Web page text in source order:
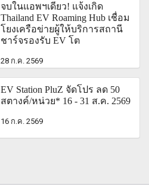
จบในแอพฯเดียว! แจ้งเกิด
Thailand EV Roaming Hub เชื่อม
โยงเครือข่ายผู้ให้บริการสถานี
ชาร์จรองรับ EV โต
28 ก.ค. 2569
EV Station PluZ จัดโปร ลด 50
สตางค์/หน่วย* 16 - 31 ส.ค. 2569
16 ก.ค. 2569